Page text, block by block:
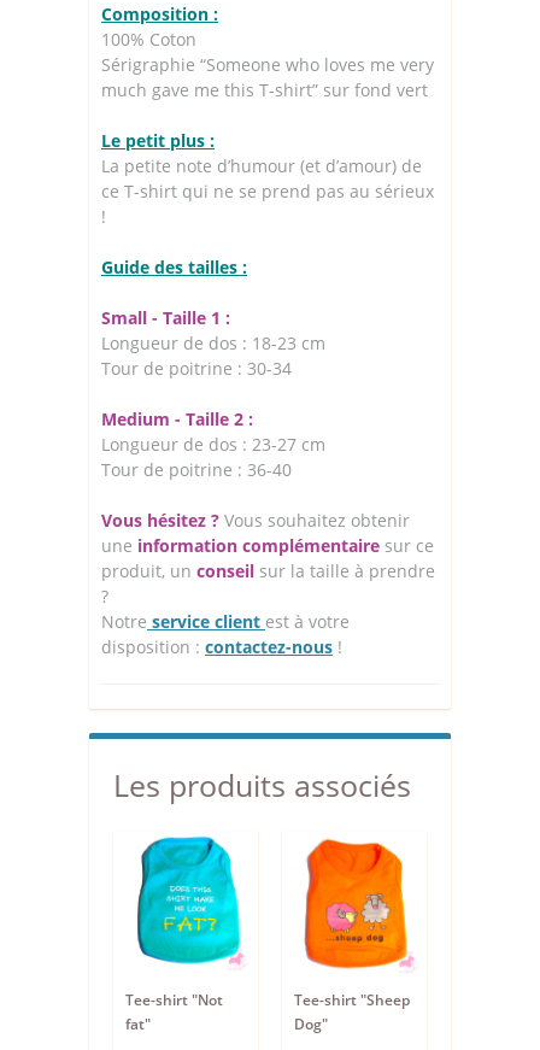
Composition :
100% Coton
Sérigraphie “Someone who loves me very
much gave me this T-shirt” sur fond vert
Le petit plus :
La petite note d’humour (et d’amour) de
ce T-shirt qui ne se prend pas au sérieux
!
Guide des tailles :
Small - Taille 1 :
Longueur de dos : 18-23 cm
Tour de poitrine : 30-34
Medium - Taille 2 :
Longueur de dos : 23-27 cm
Tour de poitrine : 36-40
Vous hésitez ? Vous souhaitez obtenir
une information complémentaire sur ce
produit, un conseil sur la taille à prendre
?
Notre service client est à votre
disposition : contactez-nous !
Les produits associés
Tee-shirt "Not
fat"
Tee-shirt "Sheep
Dog"